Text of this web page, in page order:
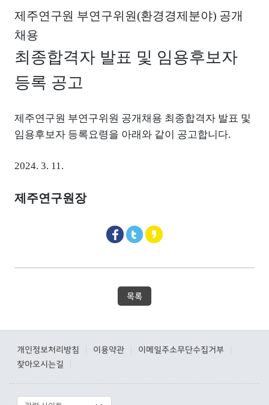
제주연구원 부연구위원 (환경경제분야) 공개
채용
최종합격자 발표 및 임용후보자
등록 공고
제주연구원 부연구위원 공개채용 최종합격자 발표 및
임용후보자 등록요령을 아래와 같이 공고합니다.
2024. 3. 11.
제주연구원장
목록
개인정보처리방침 이용약관 이메일주소무단수집거부
찾아오시는길